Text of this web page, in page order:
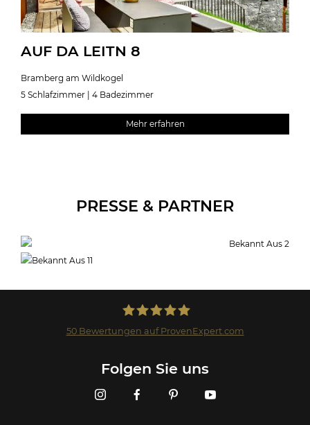
AUF DA LEITN 8
Bramberg am Wildkogel
5 Schlafzimmer | 4 Badezimmer
Mehr erfahren
PRESSE & PARTNER
50Bewertungen auf ProvenExpert.com
Folgen Sie uns